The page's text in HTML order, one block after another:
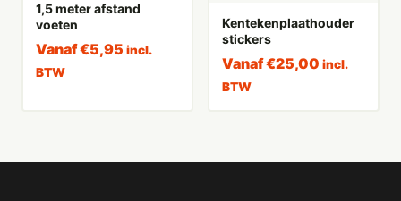
1,5 meter afstand
voeten
Vanaf€5,95 incl.
BTW
Kentekenplaathouder
stickers
Vanaf€25,00 incl.
BTW